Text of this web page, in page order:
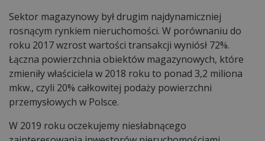
Sektor magazynowy był drugim najdynamiczniej
rosnącym rynkiem nieruchomości. W porównaniu do
roku 2017 wzrost wartości transakcji wyniósł 72%.
Łączna powierzchnia obiektów magazynowych, które
zmieniły właściciela w 2018 roku to ponad 3,2 miliona
mkw., czyli 20% całkowitej podaży powierzchni
przemysłowych w Polsce.
W 2019 roku oczekujemy niesłabnącego